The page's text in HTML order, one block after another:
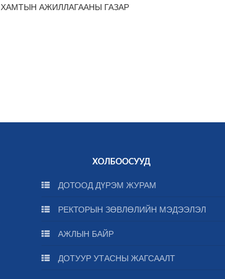
ХАМТЫН АЖИЛЛАГААНЫ ГАЗАР
ХОЛБООСУУД
ДОТООД ДҮРЭМ ЖУРАМ
РЕКТОРЫН ЗӨВЛӨЛИЙН МЭДЭЭЛЭЛ
АЖЛЫН БАЙР
ДОТУУР УТАСНЫ ЖАГСААЛТ